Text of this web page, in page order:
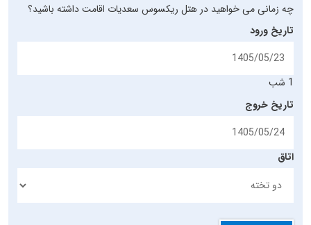
چه زمانی می خواهید در هتل ریکسوس سعدیات اقامت داشته باشید؟
تاریخ ورود
1 شب
تاریخ خروج
اتاق